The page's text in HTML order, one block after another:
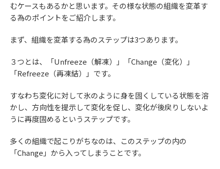
むケースもあるかと思います。その様な状態の組織を変革す
る為のポイントをご紹介します。
まず、組織を変革する為のステップは3つあります。
３つとは、「Unfreeze（解凍）」「Change（変化）」
「Refreeze（再凍結）」です。
すなわち変化に対して氷のように身を固くしている状態を溶
かし、方向性を提示して変化を促し、変化が後戻りしないよ
うに再度固めるというステップです。
多くの組織で起こりがちなのは、このステップの内の
「Change」から入ってしまうことです。